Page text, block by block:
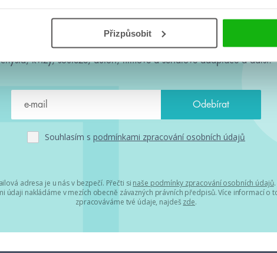
Přizpůsobit
#HumbookNews
kolem #youngadult každý měsíc rovnou do mailu! Nové knihy, co
chystá, kvízy, soutěže, autoři, filmové a seriálové adaptace a další.
Souhlasím s podmínkami zpracování osobních údajů
adresa je u nás v bezpečí. Přečti si naše podmínky zpracování osobních údajů
údaji nakládáme v mezích obecně závazných právních předpisů. Více informací o
zpracováváme tvé údaje, najdeš zde.